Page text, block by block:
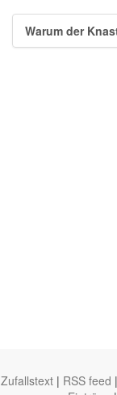
Warum der
Zufallstext | RSS feed |